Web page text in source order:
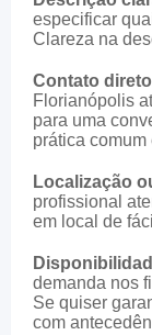
especificar
Clareza na
Contato direto
Florianópolis
para uma
prática
Localização
profissional
em local de
demanda nos
Se quiser
com